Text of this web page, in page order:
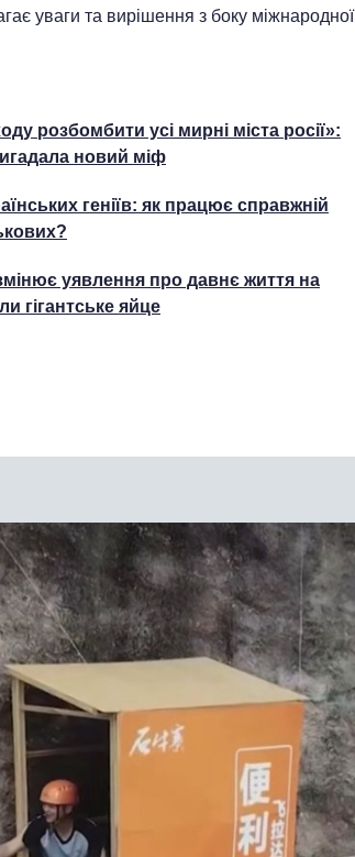
уваги та вирішення з боку міжнародної
розбомбити усі мирні міста росії»:
новий міф
геніїв: як працює справжній
уявлення про давнє життя на
гігантське яйце